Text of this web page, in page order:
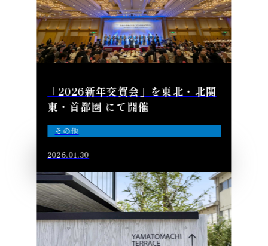
「2026新年交賀会」を東北・北関
東・首都圏 にて開催
その他
2026.01.30